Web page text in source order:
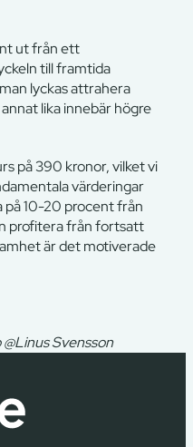
ut från ett
till framtida
lyckas attrahera
lika innebär högre
på 390 kronor, vilket vi
värderingar
på 10-20 procent från
profitera från fortsatt
är det motiverade
Svensson